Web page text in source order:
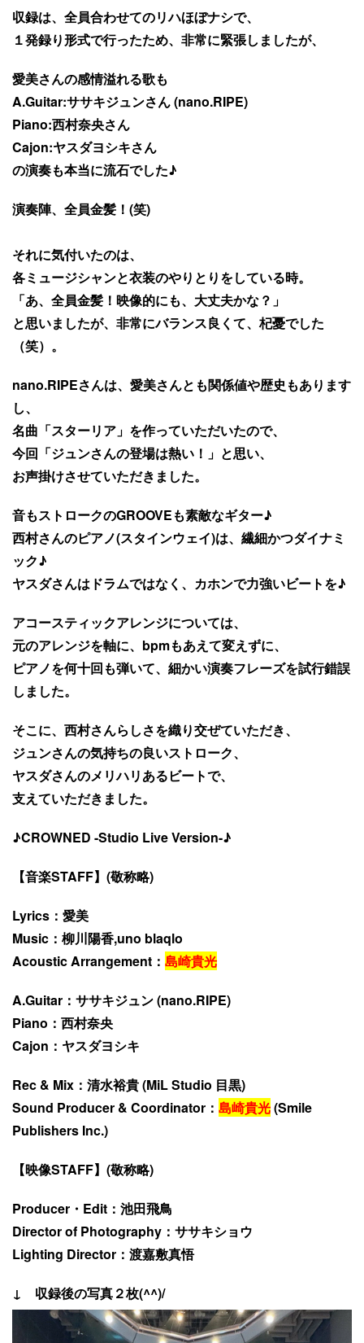
収録は、全員合わせてのリハほぼナシで、
１発録り形式で行ったため、非常に緊張しましたが、
愛美さんの感情溢れる歌も
A.Guitar:ササキジュンさん (nano.RIPE)
Piano:西村奈央さん
Cajon:ヤスダヨシキさん
の演奏も本当に流石でした♪
演奏陣、全員金髪！(笑)
それに気付いたのは、
各ミュージシャンと衣装のやりとりをしている時。
「あ、全員金髪！映像的にも、大丈夫かな？」
と思いましたが、非常にバランス良くて、杞憂でした
（笑）。
nano.RIPEさんは、愛美さんとも関係値や歴史もあります
し、
名曲「スターリア」を作っていただいたので、
今回「ジュンさんの登場は熱い！」と思い、
お声掛けさせていただきました。
音もストロークのGROOVEも素敵なギター♪
西村さんのピアノ(スタインウェイ)は、繊細かつダイナミ
ック♪
ヤスダさんはドラムではなく、カホンで力強いビートを♪
アコースティックアレンジについては、
元のアレンジを軸に、bpmもあえて変えずに、
ピアノを何十回も弾いて、細かい演奏フレーズを試行錯誤
しました。
そこに、西村さんらしさを織り交ぜていただき、
ジュンさんの気持ちの良いストローク、
ヤスダさんのメリハリあるビートで、
支えていただきました。
♪CROWNED -Studio Live Version-♪
【音楽STAFF】(敬称略)
Lyrics：愛美
Music：柳川陽香,uno blaqlo
Acoustic Arrangement： 島崎貴光
A.Guitar：ササキジュン (nano.RIPE)
Piano：西村奈央
Cajon：ヤスダヨシキ
Rec & Mix：清水裕貴 (MiL Studio 目黒)
Sound Producer & Coordinator： 島崎貴光(Smile
Publishers Inc.)
【映像STAFF】(敬称略)
Producer・Edit：池田飛鳥
Director of Photography：ササキショウ
Lighting Director：渡嘉敷真悟
↓ 収録後の写真２枚(^^)/